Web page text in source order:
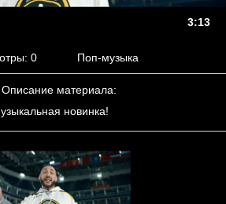
3:13
: 0 Поп-музыка
Описание материала:
новинка!